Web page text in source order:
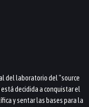
del laboratorio del "source
decidida a conquistar el
y sentar las bases para la